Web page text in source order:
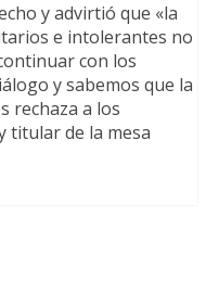
y advirtió que «la
e intolerantes no
con los
y sabemos que la
rechaza a los
titular de la mesa